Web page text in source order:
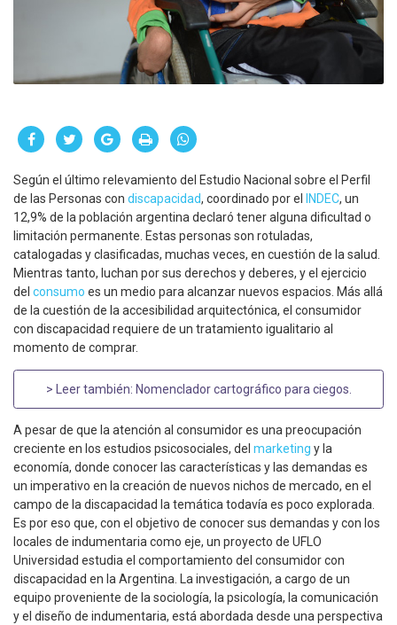
Según el último relevamiento del Estudio Nacional sobre el Perfil
de las Personas con discapacidad, coordinado por el INDEC, un
12,9% de la población argentina declaró tener alguna dificultad o
limitación permanente. Estas personas son rotuladas,
catalogadas y clasificadas, muchas veces, en cuestión de la salud.
Mientras tanto, luchan por sus derechos y deberes, y el ejercicio
del consumo es un medio para alcanzar nuevos espacios. Más allá
de la cuestión de la accesibilidad arquitectónica, el consumidor
con discapacidad requiere de un tratamiento igualitario al
momento de comprar.
> Leer también: Nomenclador cartográfico para ciegos
A pesar de que la atención al consumidor es una preocupación
creciente en los estudios psicosociales, del marketing y la
economía, donde conocer las características y las demandas es
un imperativo en la creación de nuevos nichos de mercado, en el
campo de la discapacidad la temática todavía es poco explorada.
Es por eso que, con el objetivo de conocer sus demandas y con los
locales de indumentaria como eje, un proyecto de UFLO
Universidad estudia el comportamiento del consumidor con
discapacidad en la Argentina. La investigación, a cargo de un
equipo proveniente de la sociología, la psicología, la comunicación
y el diseño de indumentaria, está abordada desde una perspectiva